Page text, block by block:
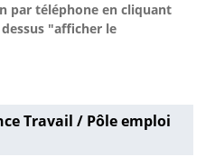
par téléphone en cliquant
"afficher le
Travail / Pôle emploi